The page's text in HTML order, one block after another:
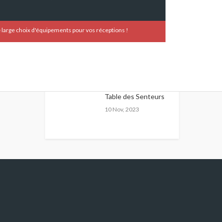
choix d'équipements pour vos réceptions !
Table des Chocolats
10 Nov, 2023
Table des Senteurs
10 Nov, 2023